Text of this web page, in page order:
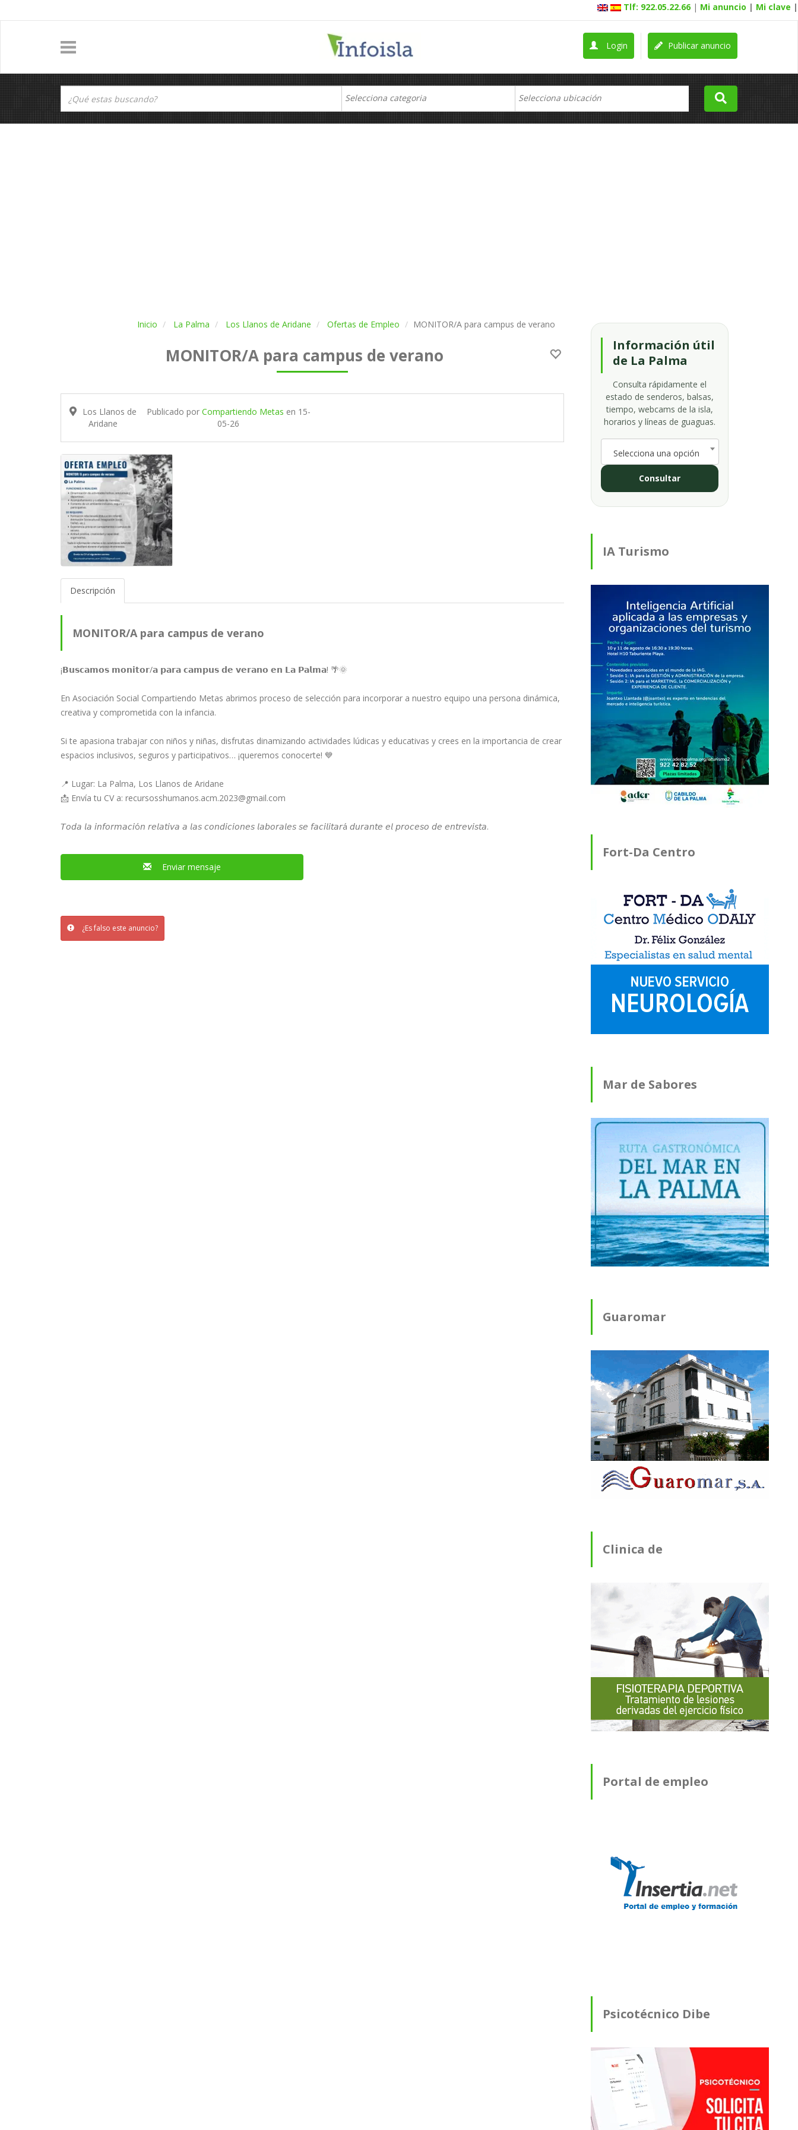
Tlf: 922.05.22.66 | Mi anuncio | Mi clave |
Publicar anuncio
Login
Inicio La Palma Los Llanos de Aridane Ofertas de Empleo MONITOR/A para campus de verano
MONITOR/A para campus de verano
Los Llanos de
Aridane
Publicado por Compartiendo Metas en 15-
05-26
Descripción
MONITOR/A para campus de verano
¡𝗕𝘂𝘀𝗰𝗮𝗺𝗼𝘀 𝗺𝗼𝗻𝗶𝘁𝗼𝗿/𝗮 𝗽𝗮𝗿𝗮 𝗰𝗮𝗺𝗽𝘂𝘀 𝗱𝗲 𝘃𝗲𝗿𝗮𝗻𝗼 𝗲𝗻 𝗟𝗮 𝗣𝗮𝗹𝗺𝗮! 🌴🌞
En Asociación Social Compartiendo Metas abrimos proceso de selección para incorporar a nuestro equipo una persona dinámica,
creativa y comprometida con la infancia.
Si te apasiona trabajar con niños y niñas, disfrutas dinamizando actividades lúdicas y educativas y crees en la importancia de crear
espacios inclusivos, seguros y participativos… ¡queremos conocerte! 💙
📍 Lugar: La Palma, Los Llanos de Aridane
📩 Envía tu CV a: recursosshumanos.acm.2023@gmail.com
𝘛𝘰𝘥𝘢 𝘭𝘢 𝘪𝘯𝘧𝘰𝘳𝘮𝘢𝘤𝘪ó𝘯 𝘳𝘦𝘭𝘢𝘵𝘪𝘷𝘢 𝘢 𝘭𝘢𝘴 𝘤𝘰𝘯𝘥𝘪𝘤𝘪𝘰𝘯𝘦𝘴 𝘭𝘢𝘣𝘰𝘳𝘢𝘭𝘦𝘴 𝘴𝘦 𝘧𝘢𝘤𝘪𝘭𝘪𝘵𝘢𝘳á 𝘥𝘶𝘳𝘢𝘯𝘵𝘦 𝘦𝘭 𝘱𝘳𝘰𝘤𝘦𝘴𝘰 𝘥𝘦 𝘦𝘯𝘵𝘳𝘦𝘷𝘪𝘴𝘵𝘢.
Enviar mensaje
¿Es falso este anuncio?
Información útil
de La Palma
Consulta rápidamente el
estado de senderos, balsas,
tiempo, webcams de la isla,
horarios y líneas de guaguas.
Selecciona una opción
Consultar
IA Turismo
Fort-Da Centro
Mar de Sabores
Guaromar
Clinica de
Fisioterapia
Portal de empleo
Psicotécnico Dibe